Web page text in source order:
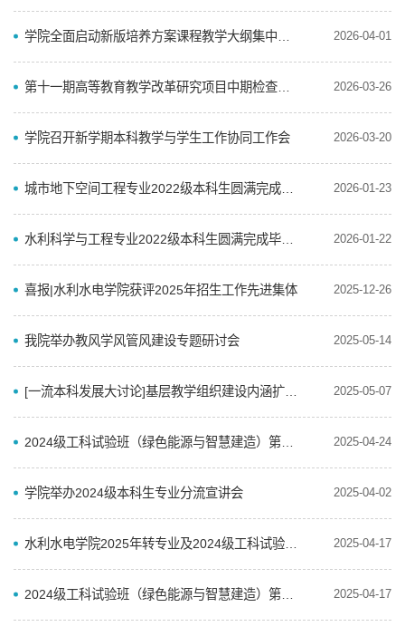
2026-04-01
2026-03-26
学院召开新学期本科教学与学生工作协同工作会 2026-03-20
2026-01-23
2026-01-22
喜报|水利水电学院获评2025年招生工作先进集体 2025-12-26
我院举办教风学风管风建设专题研讨会 2025-05-14
2025-05-07
2025-04-24
学院举办2024级本科生专业分流宣讲会 2025-04-02
2025-04-17
2025-04-17